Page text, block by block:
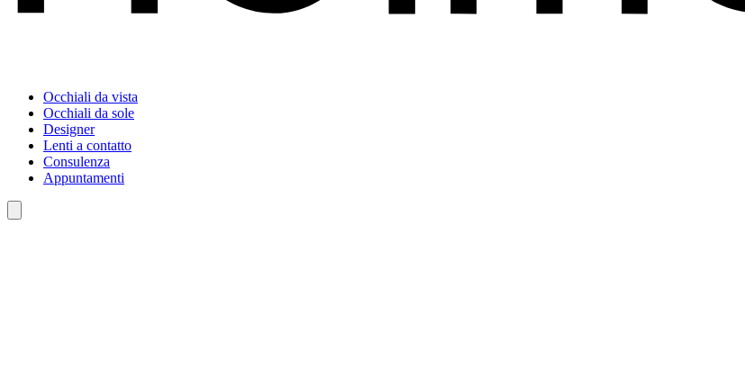
Occhiali da vista
Occhiali da sole
Designer
Lenti a contatto
Consulenza
Appuntamenti